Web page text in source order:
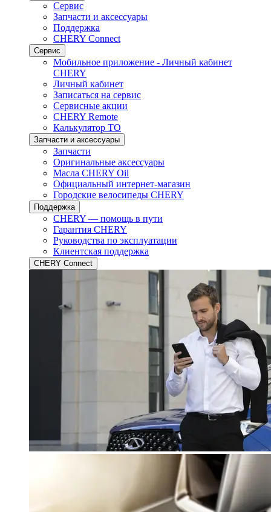
Сервис
Запчасти и аксессуары
Поддержка
CHERY Connect
Сервис
Мобильное приложение - Личный кабинет
CHERY
Личный кабинет
Записаться на сервис
Сервисные акции
CHERY Remote
Калькулятор ТО
Запчасти и аксессуары
Запчасти
Оригинальные аксессуары
Масла CHERY Oil
Официальный интернет-магазин
Городские велосипеды CHERY
Поддержка
CHERY — помощь в пути
Гарантия CHERY
Руководства по эксплуатации
Клиентская поддержка
CHERY Connect